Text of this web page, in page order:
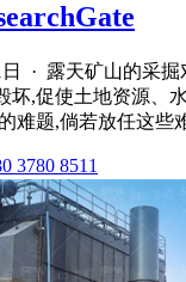
日 · 露天矿山的采
坏,促使土地资源、
难题,倘若放任这些
3780 8511